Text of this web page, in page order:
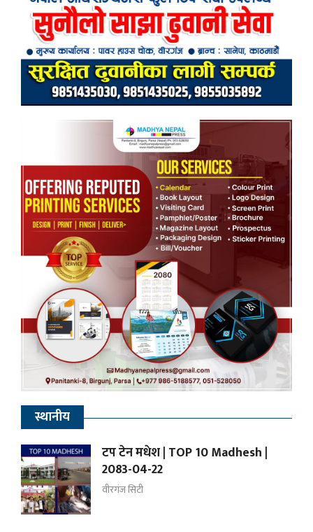
स्थानीय
टप टेन मधेश | TOP 10 Madhesh |
2083-04-22
वीरगंज सिटी